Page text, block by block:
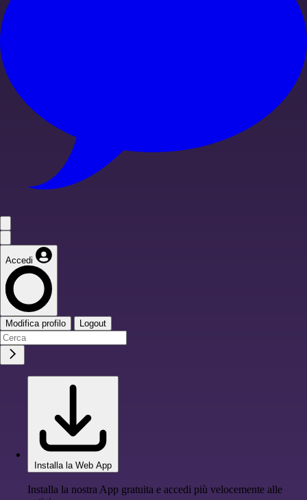
Accedi
Modifica profilo Logout
Installa la Web App
Installa la nostra App gratuita e accedi più velocemente alle